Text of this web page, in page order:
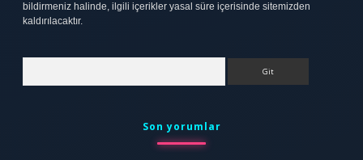
bildirmeniz halinde, ilgili içerikler yasal süre içerisinde sitemizden
kaldırılacaktır.
Son yorumlar